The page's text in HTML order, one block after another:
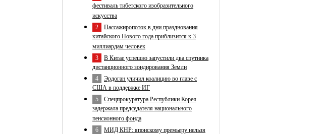
фестиваль тибетского изобразительного
искусства
2 Пассажиропоток в дни празднования
китайского Нового года приблизится к 3
миллиардам человек
3 В Китае успешно запустили два спутника
дистанционного зондирования Земли
4 Эрдоган уличил коалицию во главе с
США в поддержке ИГ
5 Спецпрокуратура Республики Корея
задержала председателя национального
пенсионного фонда
6 МИД КНР: японскому премьеру нельзя